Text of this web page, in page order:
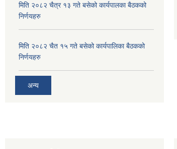
मिति २०८२ चैत्र १३ गते बसेको कार्यपालका बैठकको
निर्णयहरु
मिति २०८२ चैत १५ गते बसेको कार्यपालिका बैठकको
निर्णयहरु
अन्य